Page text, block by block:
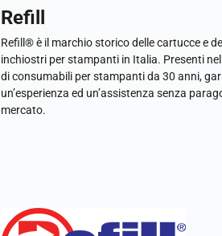
Refill
Refill® è il marchio storico delle cartucce e
inchiostri per stampanti in Italia. Presenti
di consumabili per stampanti da 30 anni,
un’esperienza ed un’assistenza senza
mercato.